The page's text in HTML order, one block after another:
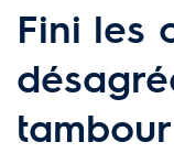
Fini les
tambour